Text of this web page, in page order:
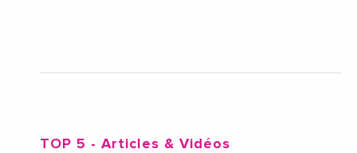
TOP 5 - Articles & Vidéos